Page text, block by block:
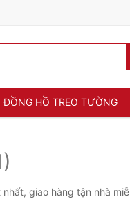
ĐỒNG HỒ TREO TƯỜNG
giao hàng tận nhà